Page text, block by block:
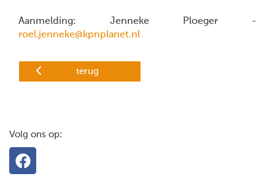
Aanmelding: Jenneke Ploeger -
roel.jenneke@kpnplanet.nl
terug
Volg ons op: